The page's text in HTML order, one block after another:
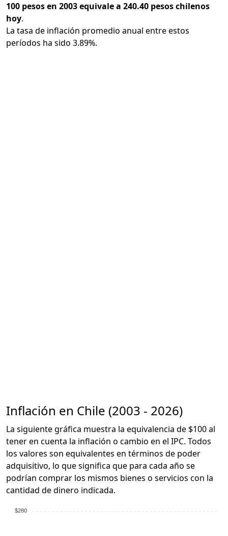
100 pesos en 2003 equivale a 240.40 pesos chilenos
hoy.
La tasa de inflación promedio anual entre estos
períodos ha sido 3.89%.
Inflación en Chile (2003 - 2026)
La siguiente gráfica muestra la equivalencia de $100 al
tener en cuenta la inflación o cambio en el IPC. Todos
los valores son equivalentes en términos de poder
adquisitivo, lo que significa que para cada año se
podrían comprar los mismos bienes o servicios con la
cantidad de dinero indicada.
$280